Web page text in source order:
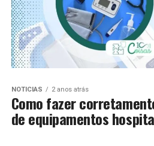
NOTICIAS 2 anos atrás
Como fazer
de equipamentos